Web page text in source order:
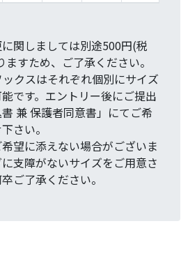
関しましては別途500円(税
すため、ご了承ください。
クスはそれぞれ個別にサイズ
です。エントリー後にご提出
兼 保護者同意書」にてご希
さい。
望に添えない場合がございま
支障がないサイズをご用意さ
ご了承ください。